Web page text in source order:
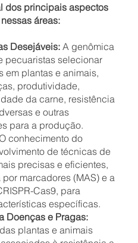
dos principais aspectos
áreas:
Desejáveis:A genômica
pecuaristas selecionar
em plantas e animais,
produtividade,
da carne, resistência
e outras
para a produção.
conhecimento do
de técnicas de
precisas e eficientes,
marcadores (MAS) e a
Cas9, para
específicas.
Doenças e Pragas:
plantas e animais